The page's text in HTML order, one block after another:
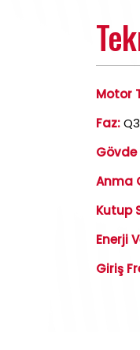
Motor
Faz:
Gövde
Anma
Kutup
Enerji
Giriş